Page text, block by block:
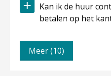
Kan ik de huur contant of per pin
betalen op het
Meer (10)